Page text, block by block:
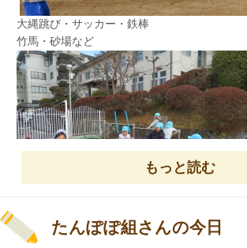
みんなの心の中の
よわむし鬼・泣き虫鬼・いじわる鬼
好き嫌い鬼などを 吐き出しました！！
友達と見せ合いっこしながら、完成を喜びまし
た。
今日も、暖かい日でした。
大縄跳び・サッカー・鉄棒
竹馬・砂場など
もっと読む
たんぽぽ組さんの今日